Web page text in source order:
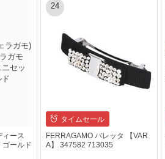
ィース
ゴールド
24
タイムセール
FERRAGAMO バレッタ 【VAR
A】 347582 713035